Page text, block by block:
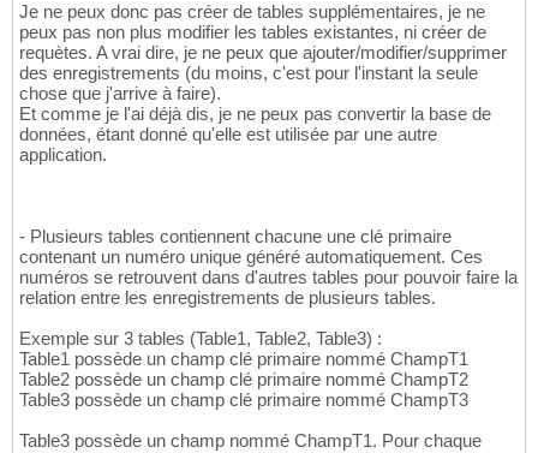
Je ne peux donc pas créer de tables supplémentaires, je ne
peux pas non plus modifier les tables existantes, ni créer de
requètes. A vrai dire, je ne peux que ajouter/modifier/supprimer
des enregistrements (du moins, c'est pour l'instant la seule
chose que j'arrive à faire).
Et comme je l'ai déjà dis, je ne peux pas convertir la base de
données, étant donné qu'elle est utilisée par une autre
application.
- Plusieurs tables contiennent chacune une clé primaire
contenant un numéro unique généré automatiquement. Ces
numéros se retrouvent dans d'autres tables pour pouvoir faire la
relation entre les enregistrements de plusieurs tables.
Exemple sur 3 tables (Table1, Table2, Table3) :
Table1 possède un champ clé primaire nommé ChampT1
Table2 possède un champ clé primaire nommé ChampT2
Table3 possède un champ clé primaire nommé ChampT3
Table3 possède un champ nommé ChampT1. Pour chaque